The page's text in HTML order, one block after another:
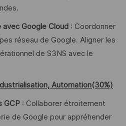
Google Cloud : Coordonner
réseau de Google. Aligner les
de S3NS avec le
Automation(30%)
GCP: Collaborer étroitement
de Google pour appréhender